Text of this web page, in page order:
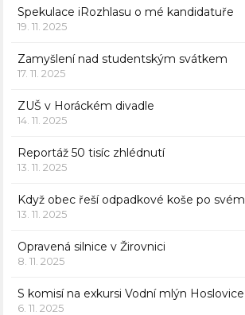
Spekulace iRozhlasu o mé kandidatuře
19. 11. 2025
Zamyšlení nad studentským svátkem
17. 11. 2025
ZUŠ v Horáckém divadle
14. 11. 2025
Reportáž 50 tisíc zhlédnutí
13. 11. 2025
Když obec řeší odpadkové koše po svém
13. 11. 2025
Opravená silnice v Žirovnici
8. 11. 2025
S komisí na exkursi Vodní mlýn Hoslovice
6. 11. 2025